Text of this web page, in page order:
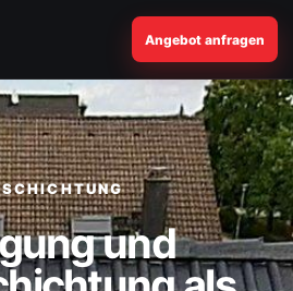
Angebot anfragen
und